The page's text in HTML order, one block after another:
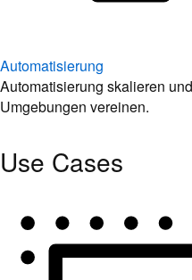
Automatisierung
Automatisierung skalieren
Umgebungen vereinen.
Use Cases